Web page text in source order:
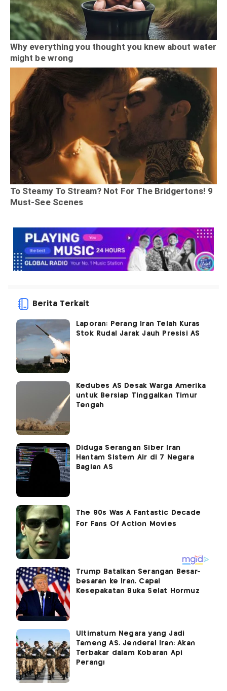
Berita Terkait
Laporan: Perang Iran Telah Kuras
Stok Rudal Jarak Jauh Presisi AS
Kedubes AS Desak Warga Amerika
untuk Bersiap Tinggalkan Timur
Tengah
Diduga Serangan Siber Iran
Hantam Sistem Air di 7 Negara
Bagian AS
Trump Batalkan Serangan Besar-
besaran ke Iran, Capai
Kesepakatan Buka Selat Hormuz
Ultimatum Negara yang Jadi
Tameng AS, Jenderal Iran: Akan
Terbakar dalam Kobaran Api
Perang!